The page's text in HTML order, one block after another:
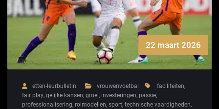
22 maart 2026
etten-leurbulletin vrouwenvoetbal faciliteiten,
fair play, gelijke kansen, groei, investeringen, passie,
professionalisering, rolmodellen, sport, technische vaardigheden,